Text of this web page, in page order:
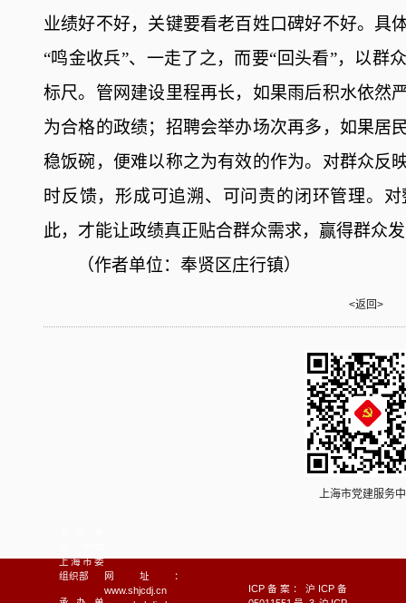
业绩好不好，关键要看老百姓口碑好不好。 具
“鸣金收兵”、一走了之，而要“回头看”，以群
标尺。管网建设里程再长，如果雨后积水依然
为合格的政绩；招聘会举办场次再多，如果居
稳饭碗，便难以称之为有效的作为。对群众反
时反馈，形成可追溯、可问责的闭环管理。
此，才能让政绩真正贴合群众需求，赢得群众
（作者单位：奉贤区庄行镇）
<返回>
上海市党建服务
上海市委
组织部
网址：
www.shjcdj.cn
ICP备案：沪ICP备